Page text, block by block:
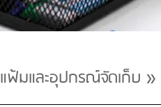
แฟ้มและอุปกรณ์จัดเก็บ »